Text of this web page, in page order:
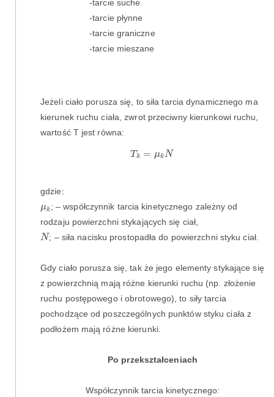
-tarcie suche
-tarcie płynne
-tarcie graniczne
-tarcie mieszane
Jeżeli ciało porusza się, to siła tarcia dynamicznego ma
kierunek ruchu ciała, zwrot przeciwny kierunkowi ruchu,
wartość T jest równa:
Tk = μkN
T N
gdzie:
μk
μk; – współczynnik tarcia kinetycznego zależny od
rodzaju powierzchni stykających się ciał,
N
N; – siła nacisku prostopadła do powierzchni styku ciał.
Gdy ciało porusza się, tak że jego elementy stykające się
z powierzchnią mają różne kierunki ruchu (np. złożenie
ruchu postępowego i obrotowego), to siły tarcia
pochodzące od poszczególnych punktów styku ciała z
podłożem mają różne kierunki.
Po przekształceniach
Współczynnik tarcia kinetycznego: